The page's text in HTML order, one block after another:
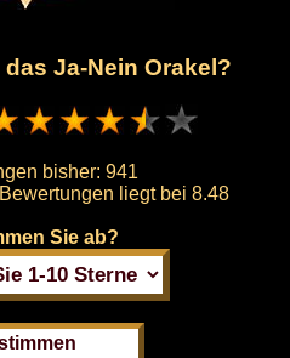
Ja-Nein Orakel?
bisher: 941
liegt bei 8.48
Sie ab?